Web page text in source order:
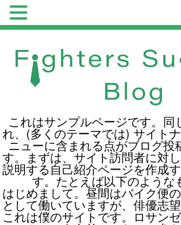
これはサンプルページです。同
れ、(多くのテーマでは) サイト
ニューに含まれる点がブログ投
す。まずは、サイト訪問者に対
説明する自己紹介ページを作成
す。たとえば以下のような
はじめまして。昼間はバイク便
として働いていますが、俳優志望
これは僕のサイトです。ロサン